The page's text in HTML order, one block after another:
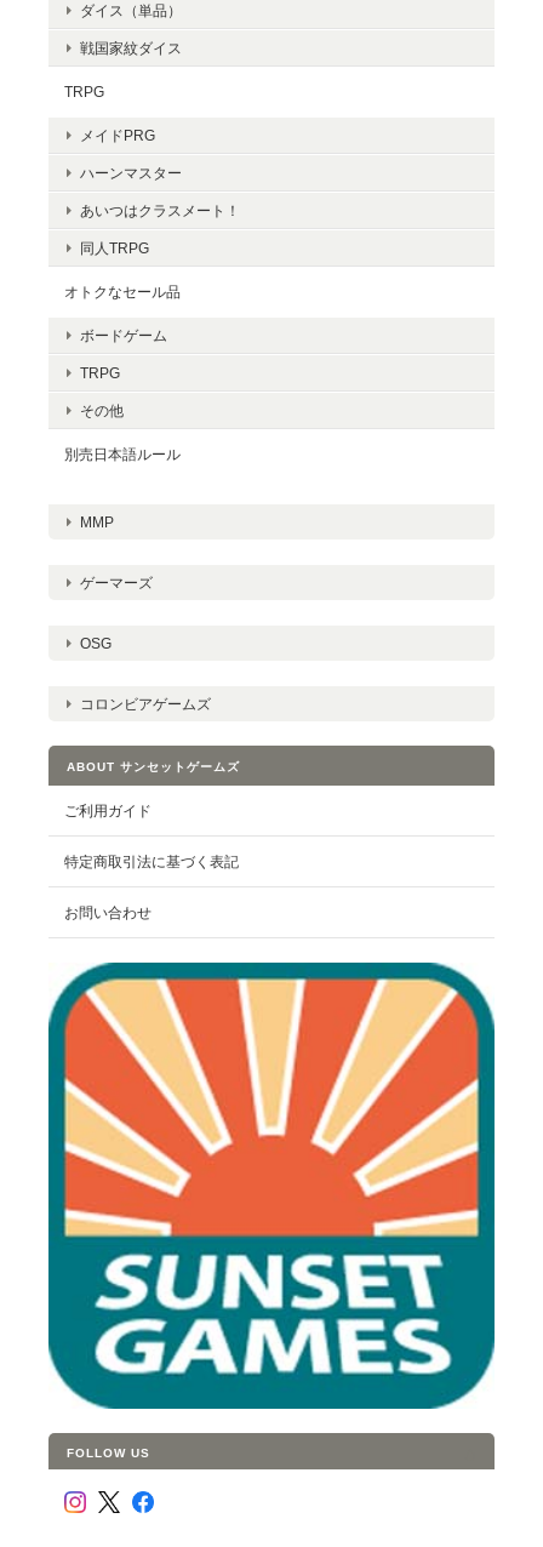
ダイス（単品）
戦国家紋ダイス
TRPG
メイドPRG
ハーンマスター
あいつはクラスメート！
同人TRPG
オトクなセール品
ボードゲーム
TRPG
その他
別売日本語ルール
MMP
ゲーマーズ
OSG
コロンビアゲームズ
ABOUT サンセットゲームズ
ご利用ガイド
特定商取引法に基づく表記
お問い合わせ
FOLLOW US